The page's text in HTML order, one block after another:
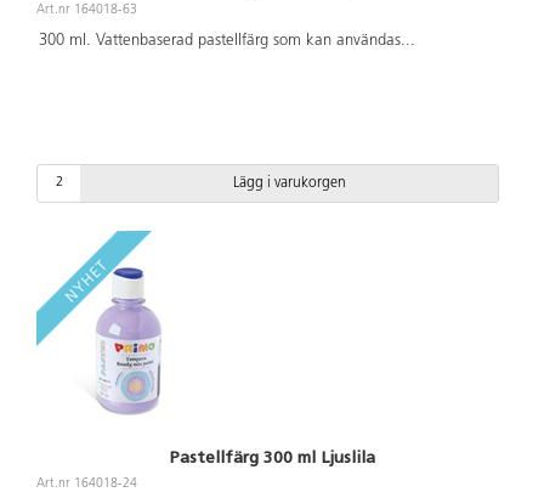
Art.nr 164018-63
300 ml. Vattenbaserad pastellfärg som kan användas...
Lägg i varukorgen
Pastellfärg 300 ml Ljuslila
Art.nr 164018-24